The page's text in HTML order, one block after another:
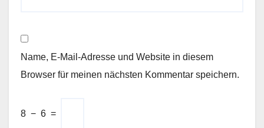
Name, E-Mail-Adresse und Website in diesem
Browser für meinen nächsten Kommentar speichern.
8 − 6 =